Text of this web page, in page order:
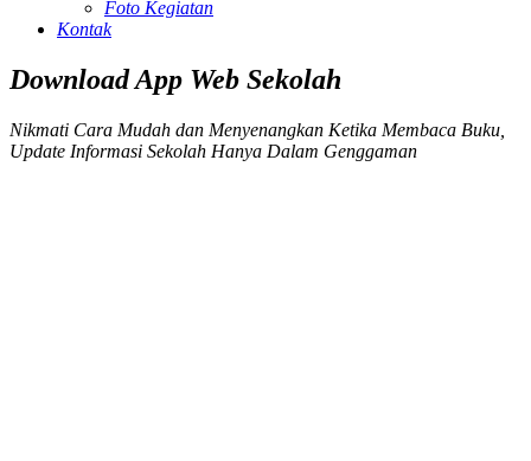
Foto Kegiatan
Kontak
Download App Web Sekolah
Nikmati Cara Mudah dan Menyenangkan Ketika Membaca Buku,
Update Informasi Sekolah Hanya Dalam Genggaman